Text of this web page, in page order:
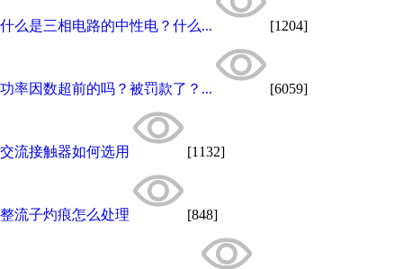
什么是三相电路的中性电？什么... [1204]
功率因数超前的吗？被罚款了？... [6059]
交流接触器如何选用 [1132]
整流子灼痕怎么处理 [848]